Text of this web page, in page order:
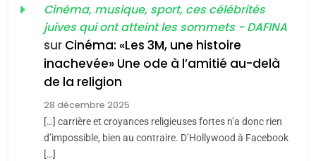
SOUVENIRS
l’alliance pourrait
s’étendre à 13 pays
d’Amérique latine
ISRAÉL JUDAISME
Cinéma, musique, sport, ces célébrités
juives qui ont atteint les sommets - DAFINA
sur Cinéma: «Les 3M, une histoire
inachevée» Une ode à l’amitié au-delà
de la religion
28 décembre 2025
[…] carrière et croyances religieuses fortes n’a donc rien
d’impossible, bien au contraire. D’Hollywood à Facebook
[…]
Zrihen-Dvir
CE QUI NOUS MANQUE –
Jacques Hadida
JUDAISME
Maroc : Les amandes de